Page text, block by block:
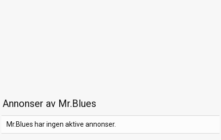
Annonser av Mr.Blues
Mr.Blues har ingen aktive annonser.